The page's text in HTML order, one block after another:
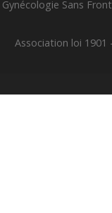
Gynécologie Sans
Association loi 1901